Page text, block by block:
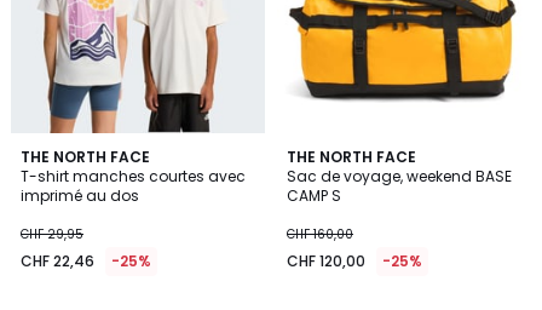
THE NORTH FACE
T-shirt manches courtes avec
imprimé au dos
CHF 29,95
CHF 22,46 -25%
2
Couleurs
THE NORTH FACE
Sac de voyage, weekend BASE
CAMP S
CHF 160,00
CHF 120,00 -25%
4,8
/ 5